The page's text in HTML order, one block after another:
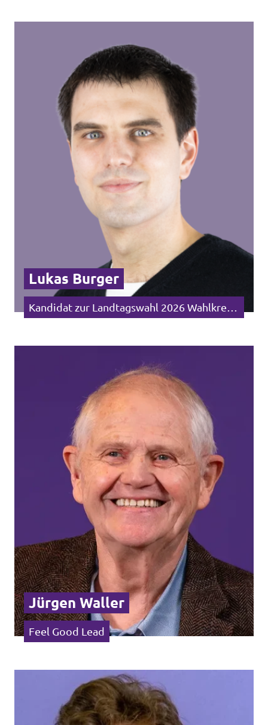
Lukas Burger
Kandidat zur Landtagswahl 2026 Wahlkreis Emmendingen
Jürgen Waller
Feel Good Lead